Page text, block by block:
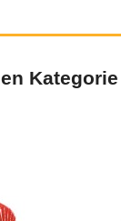
Kategorie